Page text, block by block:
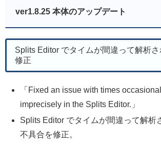
ver1.8.25 本体のアップデート
Splits Editor でタイムが間違って解析
修正
Fixed an issue with times
imprecisely in the Splits Editor.
Splits Editor でタイムが間違って解析
不具合を修正。